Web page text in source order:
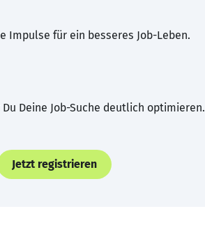
Impulse für ein besseres Job-Leben.
Deine Job-Suche deutlich optimieren.
Jetzt registrieren